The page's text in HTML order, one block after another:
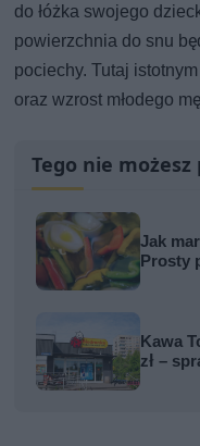
do łóżka swojego
powierzchnia do snu
pociechy. Tutaj
oraz wzrost młodego
Tego nie możesz
Jak
Prosty
Kawa
zł –